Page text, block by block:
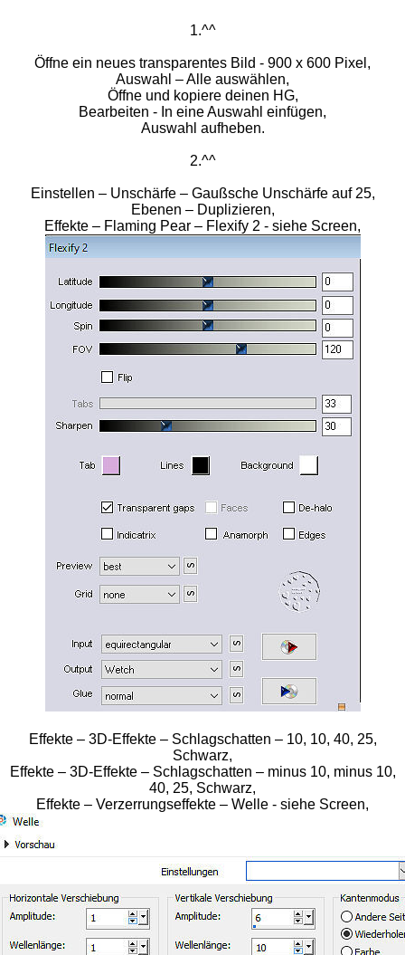
1.^^
Öffne ein neues transparentes Bild - 900 x 600 Pixel,
Auswahl – Alle auswählen,
Öffne und kopiere deinen HG,
Bearbeiten - In eine Auswahl einfügen,
Auswahl aufheben.
2.^^
Einstellen – Unschärfe – Gaußsche Unschärfe auf 25,
Ebenen – Duplizieren,
Effekte – Flaming Pear – Flexify 2 - siehe Screen,
Effekte – 3D-Effekte – Schlagschatten – 10, 10, 40, 25,
Schwarz,
Effekte – 3D-Effekte – Schlagschatten – minus 10, minus 10,
40, 25, Schwarz,
Effekte – Verzerrungseffekte – Welle - siehe Screen,